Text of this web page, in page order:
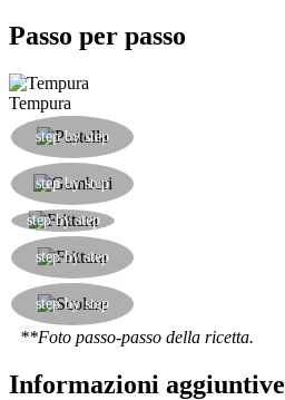
Passo per passo
Tempura
step by step
step by step
step by step
step by step
step by step
**Foto passo-passo della ricetta.
Informazioni aggiuntive